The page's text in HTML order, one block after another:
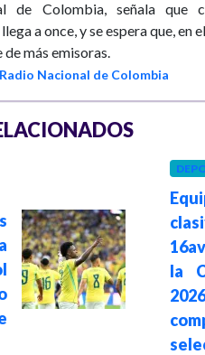
de Colombia, señala que
a once, y se espera que, en
más emisoras.
Nacional de Colombia
la